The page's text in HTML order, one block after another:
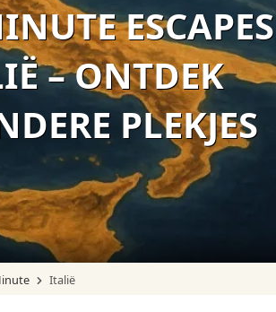
ESCAPES
– ONTDEK
PLEKJES
Italië